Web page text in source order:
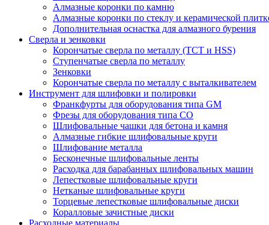
Алмазные коронки по камню
Алмазные коронки по стеклу и керамической
Дополнительная оснастка для алмазного бурения
Сверла и зенковки
Корончатые сверла по металлу (TCT и HSS)
Ступенчатые сверла по металлу
Зенковки
Корончатые сверла по металлу c выталкивателем
Инструмент для шлифовки и полировки
Франкфурты для оборудования типа GM
Фрезы для оборудования типа СО
Шлифовальные чашки для бетона и камня
Алмазные гибкие шлифовальные круги
Шлифование металла
Бесконечные шлифовальные ленты
Расходка для барабанных шлифовальных машин
Лепестковые шлифовальные круги
Нетканые шлифовальные круги
Торцевые лепестковые шлифовальные диски
Коралловые зачистные диски
Расходные материалы